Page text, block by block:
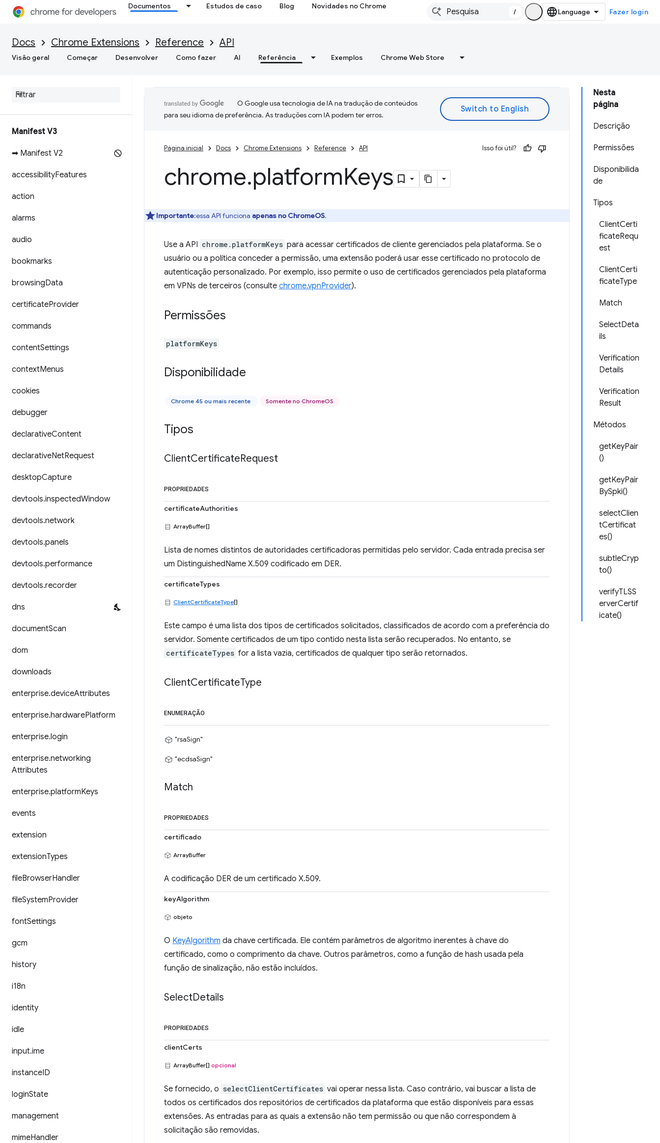
Documentos Estudos de caso Blog Novidades no Chrome
/ Fazer login
Docs Chrome Extensions Reference API
Visão geral Começar Desenvolver Como fazer AI Referência Exemplos Chrome Web Store
Manifest V3
➡ Manifest V2
accessibilityFeatures
action
alarms
audio
bookmarks
browsingData
certificateProvider
commands
contentSettings
contextMenus
cookies
debugger
declarativeContent
declarativeNetRequest
desktopCapture
devtools.inspectedWindow
devtools.network
devtools.panels
devtools.performance
devtools.recorder
dns
documentScan
dom
downloads
enterprise.deviceAttributes
enterprise.hardwarePlatform
enterprise.login
enterprise.networking
Attributes
enterprise.platformKeys
events
extension
extensionTypes
fileBrowserHandler
fileSystemProvider
fontSettings
gcm
history
i18n
identity
idle
input.ime
instanceID
loginState
management
mimeHandler
Nesta
página
Descrição
Permissões
Disponibilida
de
Tipos
ClientCerti
ficateRequ
est
ClientCerti
ficateType
Match
SelectDeta
ils
Verification
Details
Verification
Result
Métodos
getKeyPair
()
getKeyPair
BySpki()
selectClien
tCertificat
es()
subtleCryp
to()
verifyTLSS
erverCertif
icate()
O Google usa tecnologia de IA na tradução de conteúdos
para seu idioma de preferência. As traduções com IA podem ter erros.
Página inicial Docs Chrome Extensions Reference API Isso foi útil?
chrome.platformKeys
Importante:essa API funciona apenas no ChromeOS.
Use a API chrome.platformKeys para acessar certificados de cliente gerenciados pela plataforma. Se o
usuário ou a política conceder a permissão, uma extensão poderá usar esse certificado no protocolo de
autenticação personalizado. Por exemplo, isso permite o uso de certificados gerenciados pela plataforma
em VPNs de terceiros (consulte chrome.vpnProvider).
Permissões
platformKeys
Disponibilidade
Chrome 45 ou mais recente Somente no ChromeOS
Tipos
ClientCertificateRequest
PROPRIEDADES
certificateAuthorities
ArrayBuffer[]
Lista de nomes distintos de autoridades certificadoras permitidas pelo servidor. Cada entrada precisa ser
um DistinguishedName X.509 codificado em DER.
certificateTypes
ClientCertificateType[]
Este campo é uma lista dos tipos de certificados solicitados, classificados de acordo com a preferência do
servidor. Somente certificados de um tipo contido nesta lista serão recuperados. No entanto, se
certificateTypes for a lista vazia, certificados de qualquer tipo serão retornados.
ClientCertificateType
ENUMERAÇÃO
"rsaSign"
"ecdsaSign"
Match
PROPRIEDADES
certificado
ArrayBuffer
A codificação DER de um certificado X.509.
keyAlgorithm
objeto
O KeyAlgorithm da chave certificada. Ele contém parâmetros de algoritmo inerentes à chave do
certificado, como o comprimento da chave. Outros parâmetros, como a função de hash usada pela
função de sinalização, não estão incluídos.
SelectDetails
PROPRIEDADES
clientCerts
ArrayBuffer[] opcional
Se fornecido, o selectClientCertificates vai operar nessa lista. Caso contrário, vai buscar a lista de
todos os certificados dos repositórios de certificados da plataforma que estão disponíveis para essas
extensões. As entradas para as quais a extensão não tem permissão ou que não correspondem à
solicitação são removidas.